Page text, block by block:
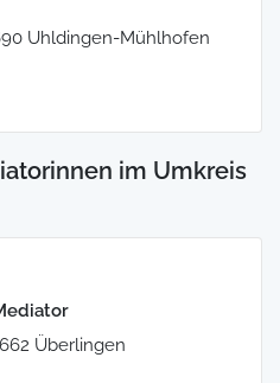
Uhldingen-Mühlhofen
im Umkreis
Überlingen